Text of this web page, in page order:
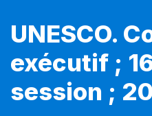
UNESCO.
exécutif ;
session ;